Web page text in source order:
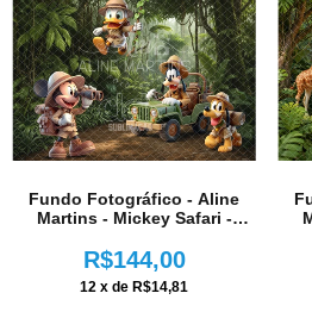
Fundo Fotográfico - Aline
Martins - Mickey Safari -
R$144,00
12 x de R$14,81